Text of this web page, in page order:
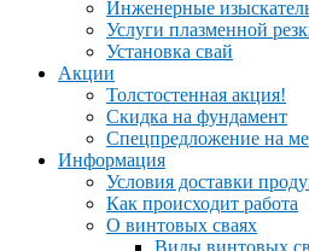
Инженерные
Услуги плазменной
Установка свай
Акции
Толстостенная акция!
Скидка на фундамент
Спецпредложение на
Информация
Условия доставки
Как происходит работа
О винтовых сваях
Виды винтовых